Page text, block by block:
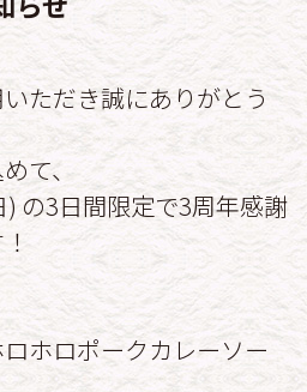
ただき誠にありがとう
て、
の3日間限定で3周年感謝
ホロポークカレーソー